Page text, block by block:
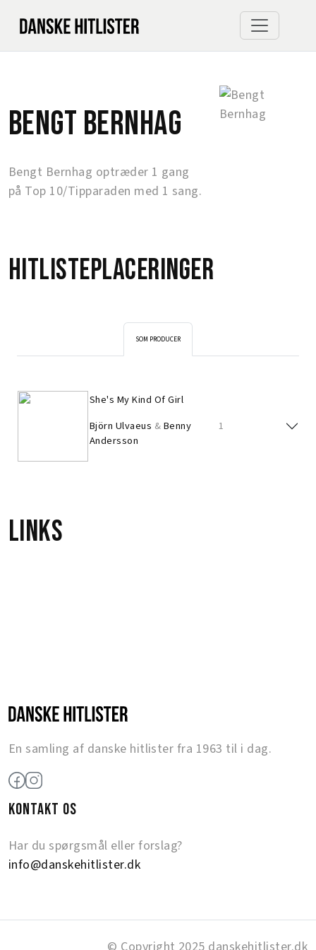
Bengt Bernhag
Bengt Bernhag optræder 1 gang
på Top 10/Tipparaden med 1 sang.
Hitlisteplaceringer
SOM PRODUCER
She's My Kind Of Girl
Björn Ulvaeus &Benny
Andersson
1
Links
En samling af danske hitlister fra 1963 til i dag.
KONTAKT OS
Har du spørgsmål eller forslag?
info@danskehitlister.dk